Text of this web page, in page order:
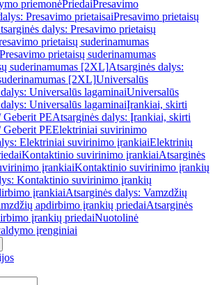
priemonėPriedaiPresavimo
Presavimo prietaisaiPresavimo prietaisų
dalys: Presavimo prietaisų
prietaisų suderinamumas
prietaisų suderinamumas
suderinamumas [2XL]Atsarginės dalys:
[2XL]Universalūs
Universalūs lagaminaiUniversalūs
Universalūs lagaminaiĮrankiai, skirti
PEAtsarginės dalys: Įrankiai, skirti
PEElektriniai suvirinimo
Elektriniai suvirinimo įrankiaiElektrinių
Kontaktinio suvirinimo įrankiaiAtsarginės
įrankiaiKontaktinio suvirinimo įrankių
Kontaktinio suvirinimo įrankių
įrankiaiAtsarginės dalys: Vamzdžių
apdirbimo įrankių priedaiAtsarginės
įrankių priedaiNuotolinė
įrenginiai